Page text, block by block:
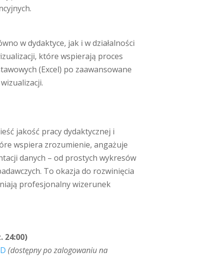
w dydaktyce, jak i w działalności
które wspierają proces
(Excel) po zaawansowane
jakość pracy dydaktycznej i
wspiera zrozumienie, angażuje
danych – od prostych wykresów
To okazja do rozwinięcia
profesjonalny wizerunek
24:00)
(dostępny po zalogowaniu na